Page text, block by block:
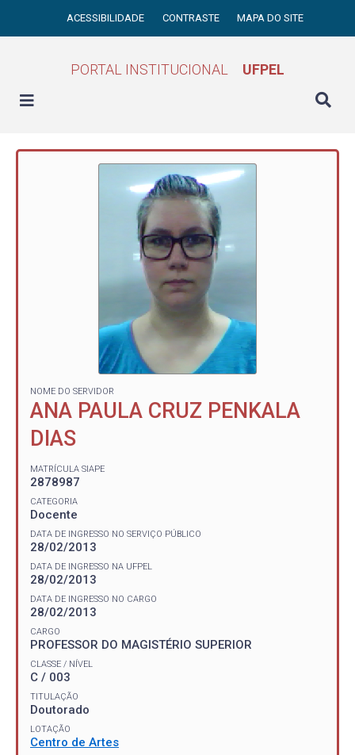
ACESSIBILIDADE CONTRASTE MAPA DO SITE
PORTAL INSTITUCIONAL UFPEL
NOME DO SERVIDOR
ANA PAULA CRUZ PENKALA
DIAS
MATRÍCULA SIAPE
2878987
CATEGORIA
Docente
DATA DE INGRESSO NO SERVIÇO PÚBLICO
28/02/2013
DATA DE INGRESSO NA UFPEL
28/02/2013
DATA DE INGRESSO NO CARGO
28/02/2013
CARGO
PROFESSOR DO MAGISTÉRIO SUPERIOR
CLASSE / NÍVEL
C / 003
TITULAÇÃO
Doutorado
LOTAÇÃO
Centro de Artes